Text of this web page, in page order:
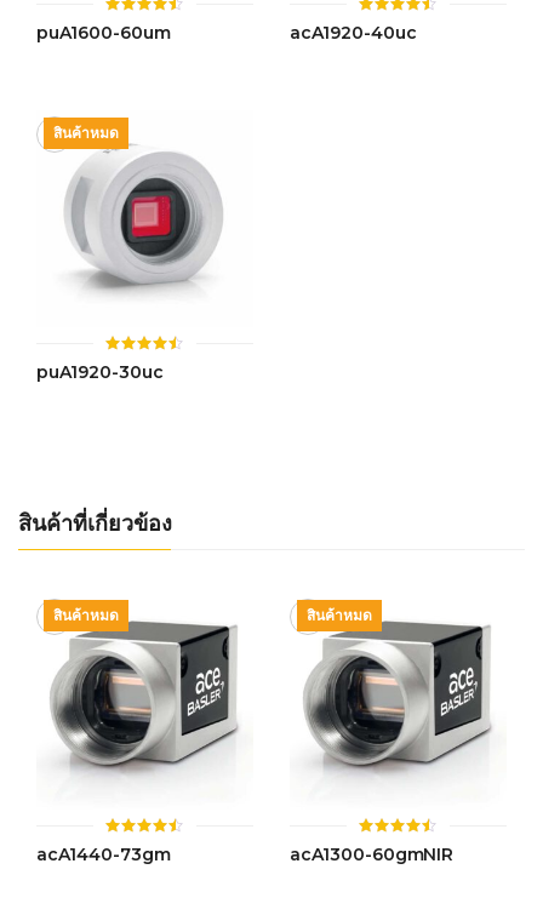
ให้
คะแนน
puA1600-60um
ให้
คะแนน
acA1920-40uc
สินค้าหมด
ให้
คะแนน
puA1920-30uc
สินค้าที่เกี่ยวข้อง
สินค้าหมด
ให้
คะแนน
acA1440-73gm
สินค้าหมด
ให้
คะแนน
acA1300-60gmNIR